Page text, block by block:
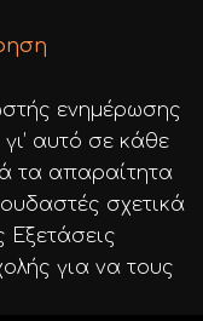
ενημέρωσης
αυτό σε κάθε
τα απαραίτητα
σχετικά
Εξετάσεις
για να τους